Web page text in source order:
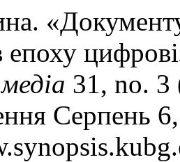
епоху
31, no. 3
Серпень